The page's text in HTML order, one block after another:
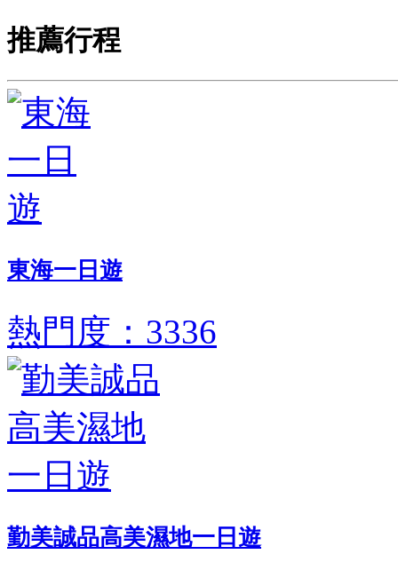
推薦行程
東海一日遊
熱門度：3336
勤美誠品高美濕地一日遊